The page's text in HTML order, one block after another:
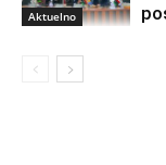
Aktuelno